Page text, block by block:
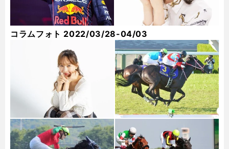
コラムフォト 2022/03/28-04/03